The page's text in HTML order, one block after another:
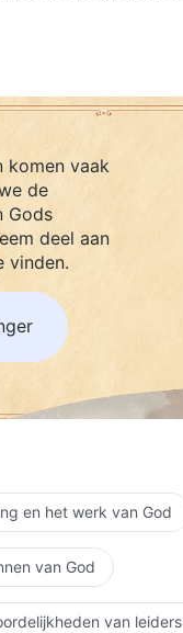
tussen Lin
van:
komen vaak
de
Gods
deel aan
vinden.
en het werk van God
van God
van